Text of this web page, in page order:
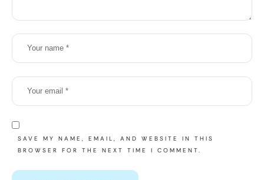
SAVE MY NAME, EMAIL, AND WEBSITE IN THIS
BROWSER FOR THE NEXT TIME I COMMENT.